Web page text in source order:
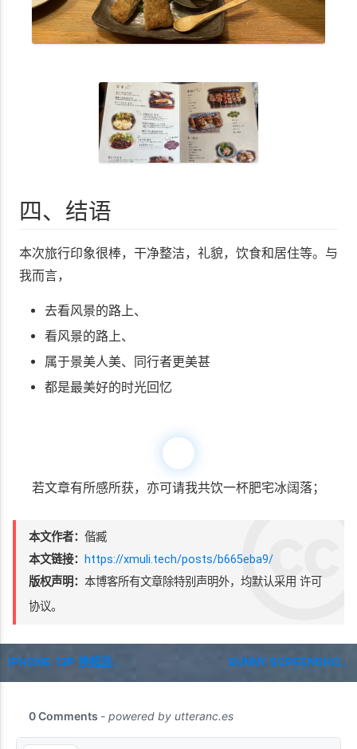
四、结语
本次旅行印象很棒，干净整洁，礼貌，饮食和居住等。与
我而言，
去看风景的路上、
看风景的路上、
属于景美人美、同行者更美甚
都是最美好的时光回忆
若文章有所感所获，亦可请我共饮一杯肥宅冰阔落；
本文作者： 偕臧
本文链接： https://xmuli.tech/posts/b665eba9/
版权声明： 本博客所有文章除特别声明外，均默认采用 许可
协议。
IPHONE 13P 换超容电池，一年实记的"电池循环次数-容量"柱状图 SUNNY SCREENSHOT 具有截图 & 钉图的跨平台软件，亦支持“OCR”和“图片翻译”功能